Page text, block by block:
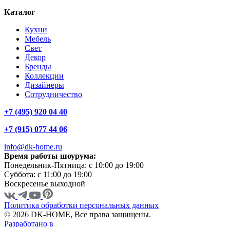
Каталог
Кухни
Мебель
Свет
Декор
Бренды
Коллекции
Дизайнеры
Сотрудничество
+7 (495) 920 04 40
+7 (915) 077 44 06
info@dk-home.ru
Время работы шоурума:
Понедельник-Пятница: c 10:00 до 19:00
Суббота: c 11:00 до 19:00
Воскресенье выходной
Политика обработки персональных данных
© 2026 DK-HOME, Все права защищены.
Разработано в